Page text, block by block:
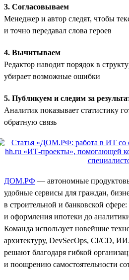
3. Согласовываем
Менеджер и автор следят, чтобы
и точно передавал слова героев
4. Вычитываем
Редактор наводит порядок в
убирает возможные ошибки
5. Публикуем и следим за
Аналитик показывает статистику
обратную связь
ДОМ.РФ — автономные
удобные сервисы для граждан,
в строительной и банковской
и оформления ипотеки до
Команда использует новейшие
архитектуру, DevSecOps, CI/CD,
решают благодаря гибкой
и поощрению самостоятельности